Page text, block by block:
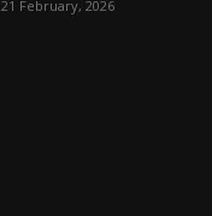
21 February, 2026